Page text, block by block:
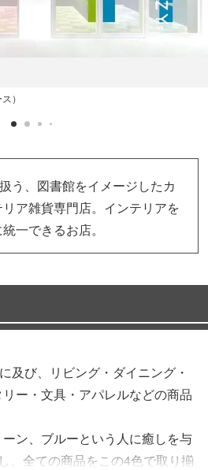
）
う、図書館をイメージしたカ
ア雑貨専門店。インテリアを
一できるお店。
及び、リビング・ダイニング・
ー・文具・アパレルなどの商品
ン、ブルーという人に癒しを与
、全ての商品をこの4色で取り揃